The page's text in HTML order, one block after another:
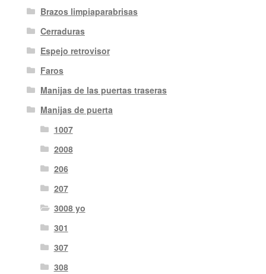
Brazos limpiaparabrisas
Cerraduras
Espejo retrovisor
Faros
Manijas de las puertas traseras
Manijas de puerta
1007
2008
206
207
3008 yo
301
307
308